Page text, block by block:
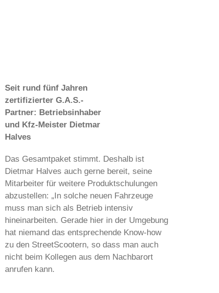
Seit rund fünf Jahren
zertifizierter G.A.S.-
Partner: Betriebsinhaber
und Kfz-Meister Dietmar
Halves
Das Gesamtpaket stimmt. Deshalb ist
Dietmar Halves auch gerne bereit, seine
Mitarbeiter für weitere Produktschulungen
abzustellen: „In solche neuen Fahrzeuge
muss man sich als Betrieb intensiv
hineinarbeiten. Gerade hier in der Umgebung
hat niemand das entsprechende Know-how
zu den StreetScootern, so dass man auch
nicht beim Kollegen aus dem Nachbarort
anrufen kann.